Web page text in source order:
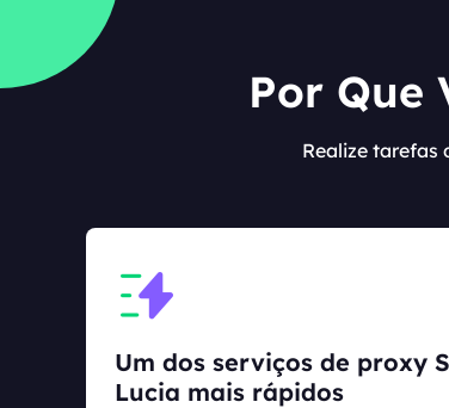
Por Que
Realize tarefas
Um dos serviços de proxy
Lucia mais rápidos